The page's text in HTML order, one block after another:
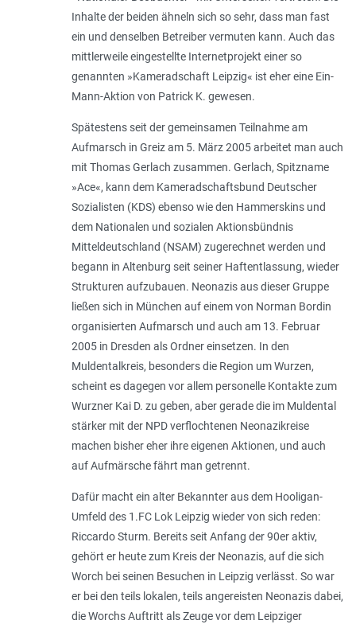
Inhalte der beiden ähneln sich so sehr, dass man fast
ein und denselben Betreiber vermuten kann. Auch das
mittlerweile eingestellte Internetprojekt einer so
genannten »Kameradschaft Leipzig« ist eher eine Ein-
Mann-Aktion von Patrick K. gewesen.
Spätestens seit der gemeinsamen Teilnahme am
Aufmarsch in Greiz am 5. März 2005 arbeitet man auch
mit Thomas Gerlach zusammen. Gerlach, Spitzname
»Ace«, kann dem Kameradschaftsbund Deutscher
Sozialisten (KDS) ebenso wie den Hammerskins und
dem Nationalen und sozialen Aktionsbündnis
Mitteldeutschland (NSAM) zugerechnet werden und
begann in Altenburg seit seiner Haftentlassung, wieder
Strukturen aufzubauen. Neonazis aus dieser Gruppe
ließen sich in München auf einem von Norman Bordin
organisierten Aufmarsch und auch am 13. Februar
2005 in Dresden als Ordner einsetzen. In den
Muldentalkreis, besonders die Region um Wurzen,
scheint es dagegen vor allem personelle Kontakte zum
Wurzner Kai D. zu geben, aber gerade die im Muldental
stärker mit der NPD verflochtenen Neonazikreise
machen bisher eher ihre eigenen Aktionen, und auch
auf Aufmärsche fährt man getrennt.
Dafür macht ein alter Bekannter aus dem Hooligan-
Umfeld des 1.FC Lok Leipzig wieder von sich reden:
Riccardo Sturm. Bereits seit Anfang der 90er aktiv,
gehört er heute zum Kreis der Neonazis, auf die sich
Worch bei seinen Besuchen in Leipzig verlässt. So war
er bei den teils lokalen, teils angereisten Neonazis dabei,
die Worchs Auftritt als Zeuge vor dem Leipziger